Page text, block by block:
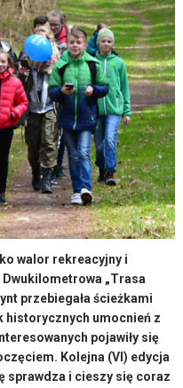
walor rekreacyjny i
„Trasa
przebiegała ścieżkami
historycznych umocnień z
pojawiły się
Kolejna (VI) edycja
sprawdza i cieszy się coraz